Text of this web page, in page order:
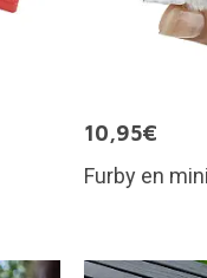
10,95€
Furby en